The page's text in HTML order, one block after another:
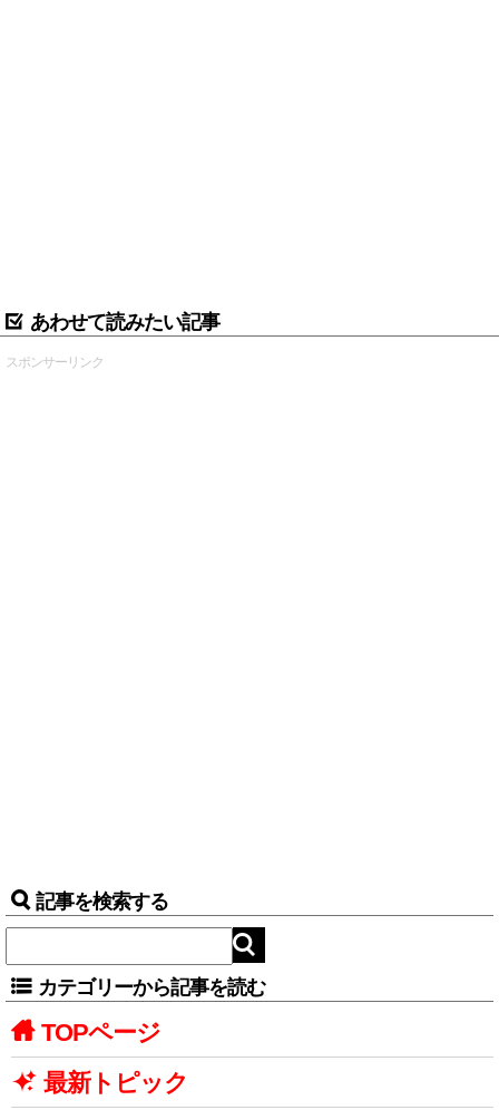
あわせて読みたい記事
スポンサーリンク
記事を検索する
カテゴリーから記事を読む
TOPページ
最新トピック